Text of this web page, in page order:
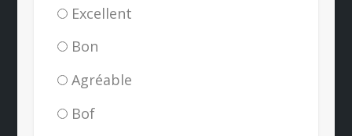
Excellent
Bon
Agréable
Bof